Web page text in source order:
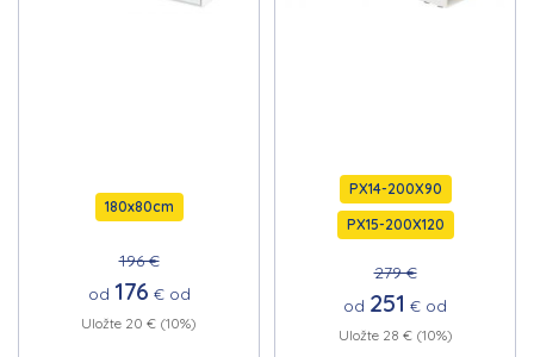
180x80cm
196 €
od 176 € od
Uložte 20 € (10%)
PX14-200X90
PX15-200X120
279 €
od 251 € od
Uložte 28 € (10%)